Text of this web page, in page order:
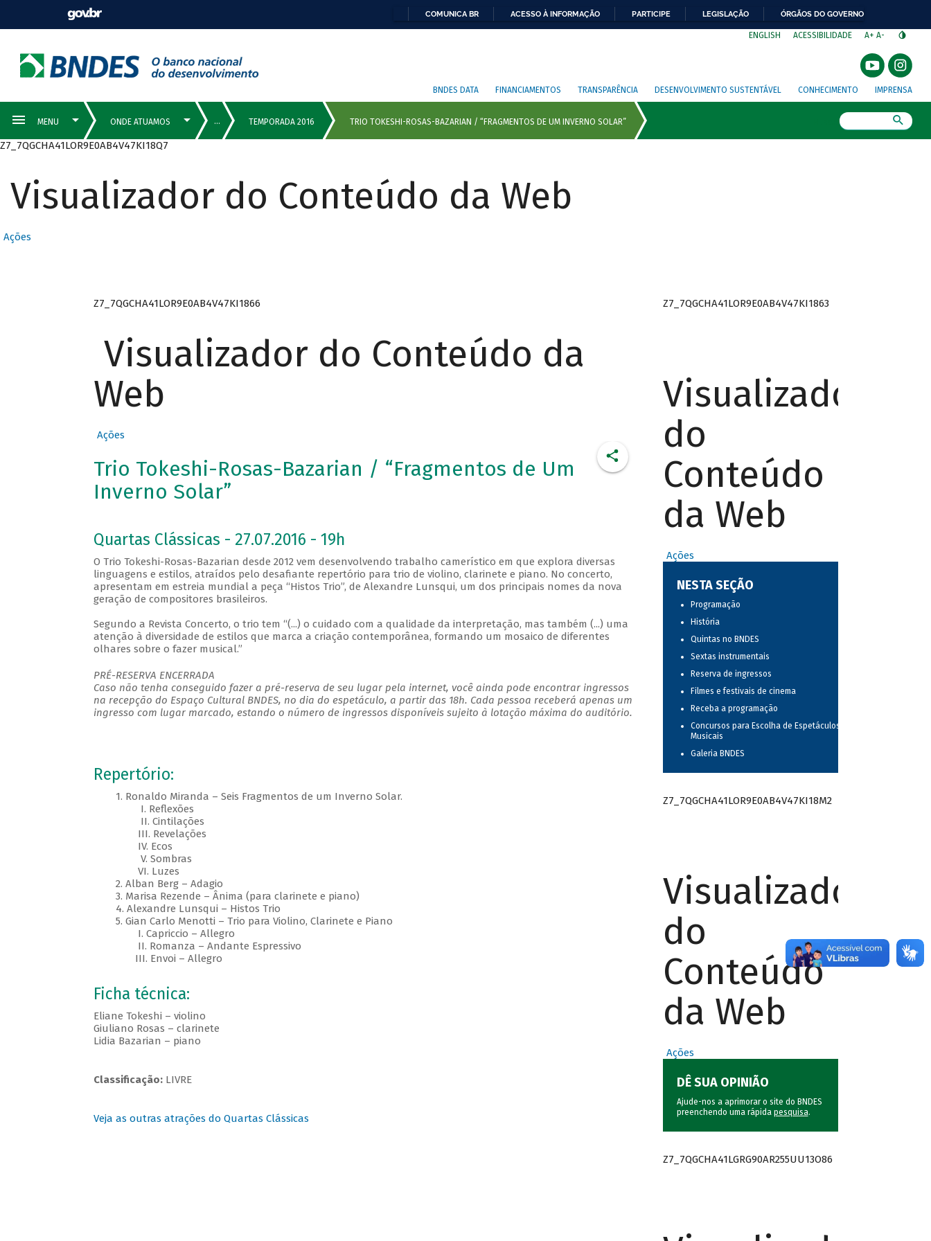
COMUNICA BR ACESSO À INFORMAÇÃO PARTICIPE LEGISLAÇÃO ÓRGÃOS DO GOVERNO
ENGLISH ACESSIBILIDADE A+ A-
BNDES DATA FINANCIAMENTOS TRANSPARÊNCIA DESENVOLVIMENTO SUSTENTÁVEL CONHECIMENTO IMPRENSA
Z7_7QGCHA41LOR9E0AB4V47KI18Q7
Visualizador do Conteúdo da Web
Ações
Z7_7QGCHA41LOR9E0AB4V47KI1866
Visualizador do Conteúdo da
Web
Ações
Trio Tokeshi-Rosas-Bazarian / “Fragmentos de Um
Inverno Solar”
Quartas Clássicas - 27.07.2016 - 19h
O Trio Tokeshi-Rosas-Bazarian desde 2012 vem desenvolvendo trabalho camerístico em que explora diversas
linguagens e estilos, atraídos pelo desafiante repertório para trio de violino, clarinete e piano. No concerto,
apresentam em estreia mundial a peça “Histos Trio”, de Alexandre Lunsqui, um dos principais nomes da nova
geração de compositores brasileiros.
Segundo a Revista Concerto, o trio tem “(...) o cuidado com a qualidade da interpretação, mas também (...) uma
atenção à diversidade de estilos que marca a criação contemporânea, formando um mosaico de diferentes
olhares sobre o fazer musical.”
PRÉ-RESERVA ENCERRADA
Caso não tenha conseguido fazer a pré-reserva de seu lugar pela internet, você ainda pode encontrar ingressos
na recepção do Espaço Cultural BNDES, no dia do espetáculo, a partir das 18h. Cada pessoa receberá apenas um
ingresso com lugar marcado, estando o número de ingressos disponíveis sujeito à lotação máxima do auditório.
Repertório:
1. Ronaldo Miranda – Seis Fragmentos de um Inverno Solar.
I. Reflexões
II. Cintilações
III. Revelações
IV. Ecos
V. Sombras
VI. Luzes
2. Alban Berg – Adagio
3. Marisa Rezende – Ânima (para clarinete e piano)
4. Alexandre Lunsqui – Histos Trio
5. Gian Carlo Menotti – Trio para Violino, Clarinete e Piano
I. Capriccio – Allegro
II. Romanza – Andante Espressivo
III. Envoi – Allegro
Ficha técnica:
Eliane Tokeshi – violino
Giuliano Rosas – clarinete
Lidia Bazarian – piano
Classificação:LIVRE
Veja as outras atrações do Quartas Clássicas
Z7_7QGCHA41LOR9E0AB4V47KI1863
Visualizador
do
Conteúdo
da Web
Ações
NESTA SEÇÃO
Programação
História
Quintas no BNDES
Sextas instrumentais
Reserva de ingressos
Filmes e festivais de cinema
Receba a programação
Concursos para Escolha de Espetáculos
Musicais
Galeria BNDES
Z7_7QGCHA41LOR9E0AB4V47KI18M2
Visualizador
do
Conteúdo
da Web
Ações
DÊ SUA OPINIÃO
Ajude-nos a aprimorar o site do BNDES
preenchendo uma rápida pesquisa.
Z7_7QGCHA41LGRG90AR255UU13O86